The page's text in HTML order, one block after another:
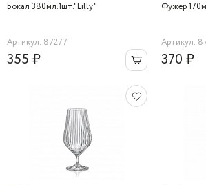
Бокал 380мл.1шт."Lilly"
Артикул: 87277
355 ₽
Фужер
Артикул:
370 ₽